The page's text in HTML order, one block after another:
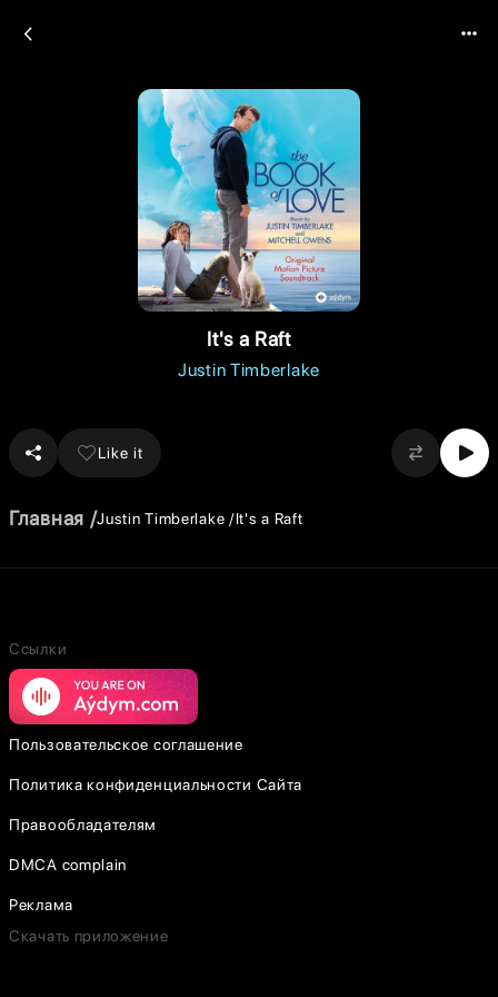
It's a Raft
Justin Timberlake
Like it
Главная Justin Timberlake It's a Raft
Ссылки
Пользовательское соглашение
Политика конфиденциальности Сайта
Правообладателям
DMCA complain
Реклама
Скачать приложение